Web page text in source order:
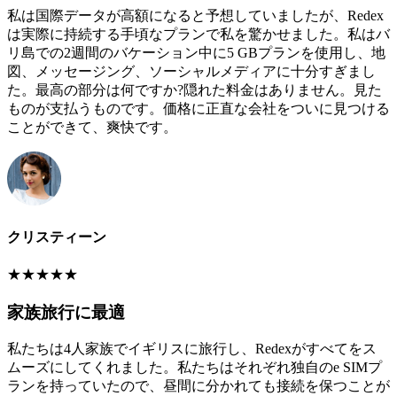
私は国際データが高額になると予想していましたが、Redex
は実際に持続する手頃なプランで私を驚かせました。私はバ
リ島での2週間のバケーション中に5 GBプランを使用し、地
図、メッセージング、ソーシャルメディアに十分すぎまし
た。最高の部分は何ですか?隠れた料金はありません。見た
ものが支払うものです。価格に正直な会社をついに見つける
ことができて、爽快です。
クリスティーン
★★★★★
家族旅行に最適
私たちは4人家族でイギリスに旅行し、Redexがすべてをス
ムーズにしてくれました。私たちはそれぞれ独自のe SIMプ
ランを持っていたので、昼間に分かれても接続を保つことが